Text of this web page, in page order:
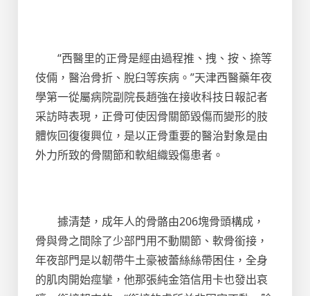
“西醫里的正骨是經由過程推、拽、按、捺等
伎倆，醫治骨折、脫臼等疾病。”天津西醫藥年夜
學第一從屬病院副院長趙強在接收科技日報記者
采訪時表現，正骨可使因骨關節毀傷而變形的肢
體恢回復復興位，是以正骨重要的醫治對象是由
外力所致的骨關節和軟組織毀傷患者。
據清楚，成年人的骨骼由206塊骨頭構成，
骨與骨之間除了少部門用不動關節、軟骨銜接，
年夜部門是以韌帶牛土豪被蕾絲絲帶困住，全身
的肌肉開始痙攣，他那張純金箔信用卡也發出哀